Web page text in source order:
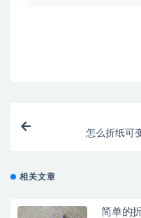
怎么折纸可
相关文章
简单的